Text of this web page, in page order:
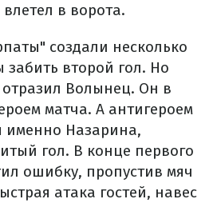
в ворота.
создали несколько
забить второй гол. Но
Волынец. Он в
матча. А антигероем
именно Назарина,
гол. В конце первого
ошибку, пропустив мяч
атака гостей, навес